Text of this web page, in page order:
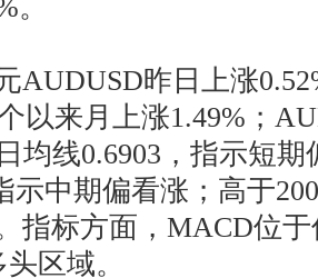
昨日上涨
以来月上涨1.49%；
均线0.6903，指示短
示中期偏看涨；高于
指标方面，MACD位
区域。